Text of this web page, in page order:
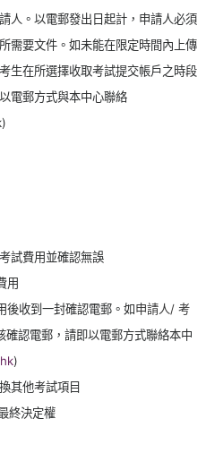
人。 以電郵發出日起計，申請人必須
需要文件。如未能在限定時間內上傳
生在所選擇收取考試提交帳戶之時段
電郵方式與本中心聯絡
試費用並確認無誤
用
後收到一封確認電郵。如申請人/ 考
認電郵，請即以電郵方式聯絡本中
)
其他考試項目
終決定權